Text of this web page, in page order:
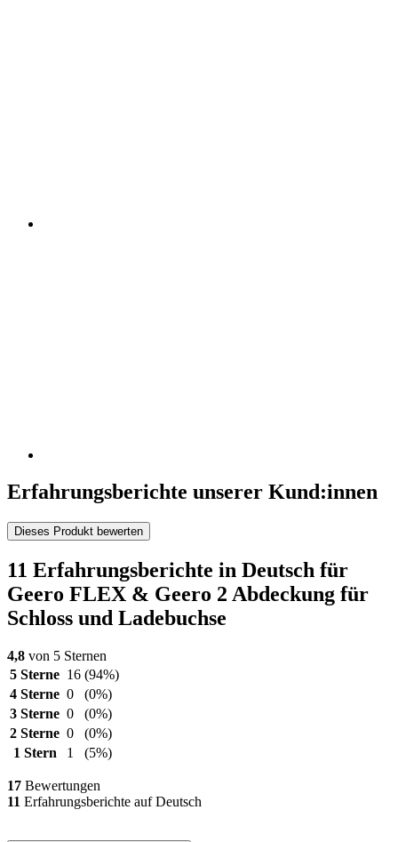
Erfahrungsberichte unserer Kund:innen
Dieses Produkt bewerten
11 Erfahrungsberichte in Deutsch für
Geero FLEX & Geero 2 Abdeckung für
Schloss und Ladebuchse
4,8 von 5 Sternen
5 Sterne 16 (94%)
4 Sterne 0
(0%)
3 Sterne 0
(0%)
2 Sterne 0
(0%)
1 Stern
1 (5%)
17 Bewertungen
11 Erfahrungsberichte auf Deutsch